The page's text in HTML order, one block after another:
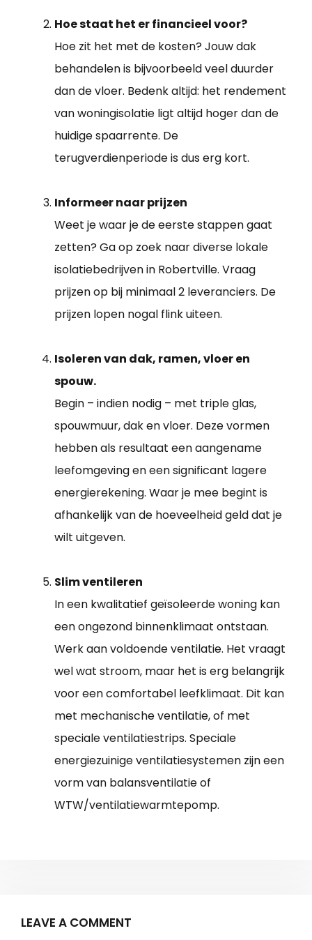
Hoe staat het er financieel voor?
Hoe zit het met de kosten? Jouw dak
behandelen is bijvoorbeeld veel duurder
dan de vloer. Bedenk altijd: het rendement
van woningisolatie ligt altijd hoger dan de
huidige spaarrente. De
terugverdienperiode is dus erg kort.
Informeer naar prijzen
Weet je waar je de eerste stappen gaat
zetten? Ga op zoek naar diverse lokale
isolatiebedrijven in Robertville. Vraag
prijzen op bij minimaal 2 leveranciers. De
prijzen lopen nogal flink uiteen.
Isoleren van dak, ramen, vloer en
spouw.
Begin – indien nodig – met triple glas,
spouwmuur, dak en vloer. Deze vormen
hebben als resultaat een aangename
leefomgeving en een significant lagere
energierekening. Waar je mee begint is
afhankelijk van de hoeveelheid geld dat je
wilt uitgeven.
Slim ventileren
In een kwalitatief geïsoleerde woning kan
een ongezond binnenklimaat ontstaan.
Werk aan voldoende ventilatie. Het vraagt
wel wat stroom, maar het is erg belangrijk
voor een comfortabel leefklimaat. Dit kan
met mechanische ventilatie, of met
speciale ventilatiestrips. Speciale
energiezuinige ventilatiesystemen zijn een
vorm van balansventilatie of
WTW/ventilatiewarmtepomp.
LEAVE A COMMENT